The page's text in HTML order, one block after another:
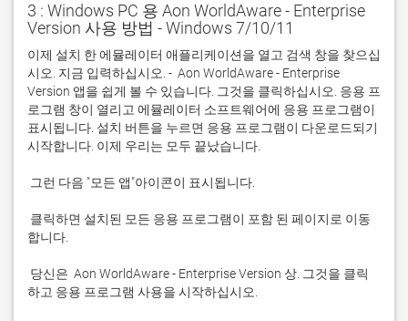
3 : Windows PC 용 Aon WorldAware - Enterprise
Version 사용 방법 - Windows 7/10/11
이제 설치 한 에뮬레이터 애플리케이션을 열고 검색 창을 찾으십
시오. 지금 입력하십시오. -  Aon WorldAware - Enterprise
Version 앱을 쉽게 볼 수 있습니다. 그것을 클릭하십시오. 응용 프
로그램 창이 열리고 에뮬레이터 소프트웨어에 응용 프로그램이
표시됩니다. 설치 버튼을 누르면 응용 프로그램이 다운로드되기
하고 응용 프로그램 사용을 시작하십시오.